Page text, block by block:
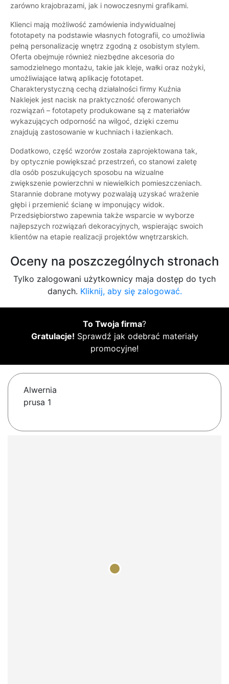
zarówno krajobrazami, jak i nowoczesnymi grafikami.
Klienci mają możliwość zamówienia indywidualnej
fototapety na podstawie własnych fotografii, co umożliwia
pełną personalizację wnętrz zgodną z osobistym stylem.
Oferta obejmuje również niezbędne akcesoria do
samodzielnego montażu, takie jak kleje, wałki oraz nożyki,
umożliwiające łatwą aplikację fototapet.
Charakterystyczną cechą działalności firmy Kuźnia
Naklejek jest nacisk na praktyczność oferowanych
rozwiązań – fototapety produkowane są z materiałów
wykazujących odporność na wilgoć, dzięki czemu
znajdują zastosowanie w kuchniach i łazienkach.
Dodatkowo, część wzorów została zaprojektowana tak,
by optycznie powiększać przestrzeń, co stanowi zaletę
dla osób poszukujących sposobu na wizualne
zwiększenie powierzchni w niewielkich pomieszczeniach.
Starannie dobrane motywy pozwalają uzyskać wrażenie
głębi i przemienić ścianę w imponujący widok.
Przedsiębiorstwo zapewnia także wsparcie w wyborze
najlepszych rozwiązań dekoracyjnych, wspierając swoich
klientów na etapie realizacji projektów wnętrzarskich.
Oceny na poszczególnych stronach
Tylko zalogowani użytkownicy maja dostęp do tych
danych. Kliknij, aby się zalogować.
To Twoja firma?
Gratulacje! Sprawdź jak odebrać materiały
promocyjne!
Alwernia
prusa 1